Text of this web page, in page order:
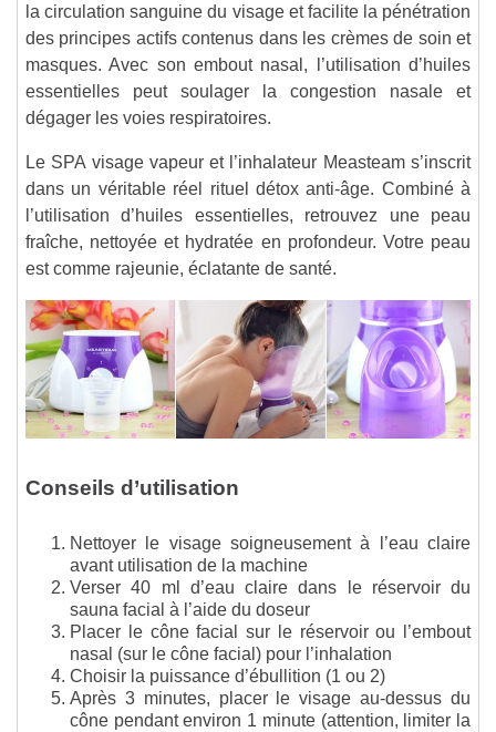
la circulation sanguine du visage et facilite la pénétration
des principes actifs contenus dans les crèmes de soin et
masques. Avec son embout nasal, l’utilisation d’huiles
essentielles peut soulager la congestion nasale et
dégager les voies respiratoires.
Le SPA visage vapeur et l’inhalateur Measteam s’inscrit
dans un véritable réel rituel détox anti-âge. Combiné à
l’utilisation d’huiles essentielles, retrouvez une peau
fraîche, nettoyée et hydratée en profondeur. Votre peau
est comme rajeunie, éclatante de santé.
Conseils d’utilisation
Nettoyer le visage soigneusement à l’eau claire
avant utilisation de la machine
Verser 40 ml d’eau claire dans le réservoir du
sauna facial à l’aide du doseur
Placer le cône facial sur le réservoir ou l’embout
nasal (sur le cône facial) pour l’inhalation
Choisir la puissance d’ébullition (1 ou 2)
Après 3 minutes, placer le visage au-dessus du
cône pendant environ 1 minute (attention, limiter la